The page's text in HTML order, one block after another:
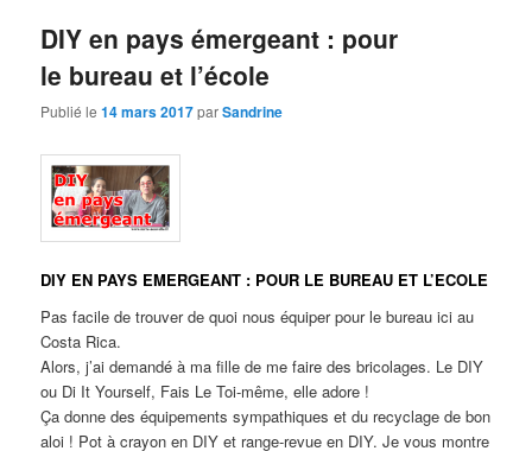
DIY en pays émergeant : pour
le bureau et l’école
Publié le14 mars 2017parSandrine
DIY EN PAYS EMERGEANT : POUR LE BUREAU ET L’ECOLE
Pas facile de trouver de quoi nous équiper pour le bureau ici au
Costa Rica.
Alors, j’ai demandé à ma fille de me faire des bricolages. Le DIY
ou Di It Yourself, Fais Le Toi-même, elle adore !
Ça donne des équipements sympathiques et du recyclage de bon
aloi ! Pot à crayon en DIY et range-revue en DIY. Je vous montre